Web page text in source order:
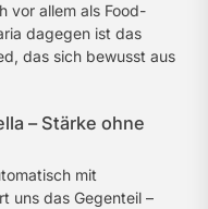
vor allem als Food-
dagegen ist das
das sich bewusst aus
– Stärke ohne
mit
uns das Gegenteil –